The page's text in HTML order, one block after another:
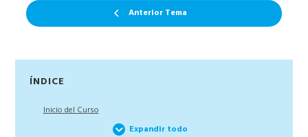
Anterior Tema
Barra
lateral
ÍNDICE
Inicio del Curso
Expandir todo